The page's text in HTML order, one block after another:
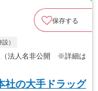
保存する
）
（法人名非公開 ※詳細は
社の大手ドラッグ